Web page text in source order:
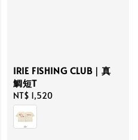
IRIE FISHING CLUB｜真
鯛短T
Regular
price
NT$ 1,520